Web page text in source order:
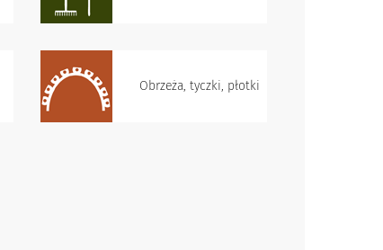
Obrzeża, tyczki, płotki